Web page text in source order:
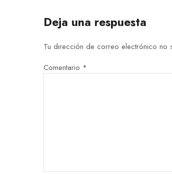
Deja una respuesta
Tu dirección de correo electrónico no
Comentario *